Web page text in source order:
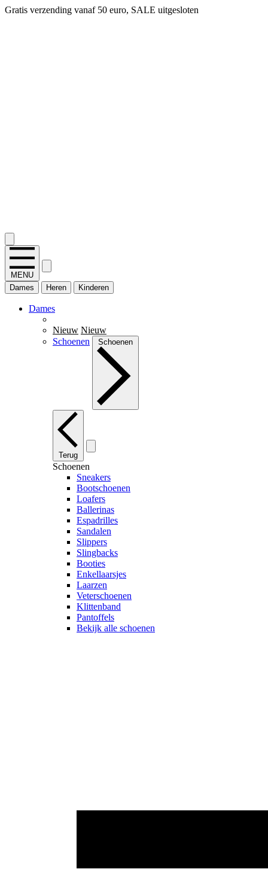
Gratis verzending vanaf 50 euro, SALE uitgesloten
MENU
Dames
Heren Kinderen
Dames
Nieuw Nieuw
Schoenen
Schoenen
Terug
Schoenen
Sneakers
Bootschoenen
Loafers
Ballerinas
Espadrilles
Sandalen
Slippers
Slingbacks
Booties
Enkellaarsjes
Laarzen
Veterschoenen
Klittenband
Pantoffels
Bekijk alle schoenen